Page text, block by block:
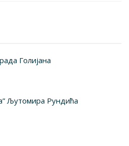
Голијана
Љутомира Рундића